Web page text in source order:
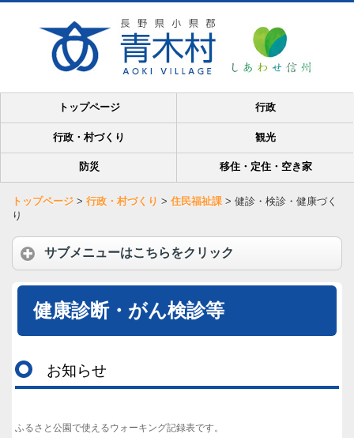
トップページ 行政
行政・村づくり 観光
防災 移住・定住・空き家
トップページ > 行政・村づくり > 住民福祉課 > 健診・検診・健康づく
り
サブメニューはこちらをクリック
健康診断・がん検診等
お知らせ
ふるさと公園で使えるウォーキング記録表です。